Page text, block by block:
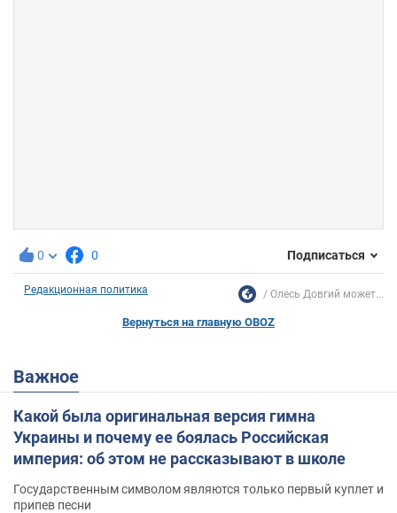
0 0 Подписаться
Редакционная политика Олесь Довгий может...
Вернуться на главную OBOZ
Важное
Какой была оригинальная версия гимна
Украины и почему ее боялась Российская
империя: об этом не рассказывают в школе
Государственным символом являются только первый куплет и
припев песни